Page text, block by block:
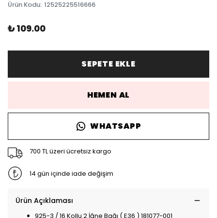
Ürün Kodu: 12525225516666
₺ 109.00
SEPETE EKLE
HEMEN AL
WHATSAPP
700 TL üzeri ücretsiz kargo
14 gün içinde iade değişim
Ürün Açıklaması
925-3 / 16 Kollu 2 İğne Bağı ( E36 ) 181077-001